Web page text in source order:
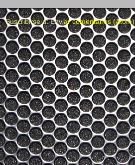
Suscribirse a:Enviar comentarios (Atom)